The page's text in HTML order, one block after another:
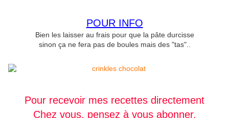
POUR INFO
Bien les laisser au frais pour que la pâte durcisse
sinon ça ne fera pas de boules mais des "tas"..
Pour recevoir mes recettes directement
Chez vous, pensez à vous abonner.